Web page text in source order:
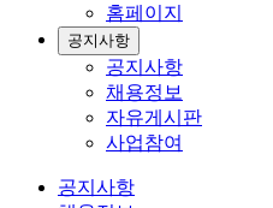
홈페이지
공지사항
공지사항
채용정보
자유게시판
사업참여
공지사항